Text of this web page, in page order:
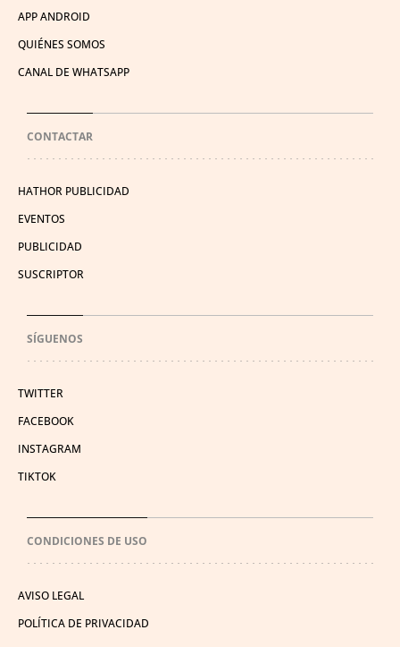
APP ANDROID
QUIÉNES SOMOS
CANAL DE WHATSAPP
CONTACTAR
HATHOR PUBLICIDAD
EVENTOS
PUBLICIDAD
SUSCRIPTOR
SÍGUENOS
TWITTER
FACEBOOK
INSTAGRAM
TIKTOK
CONDICIONES DE USO
AVISO LEGAL
POLÍTICA DE PRIVACIDAD